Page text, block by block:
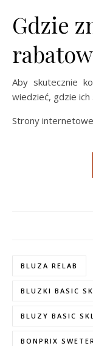
Gdzie
Aby skutecznie
wiedzieć, gdzie ich
Strony
BLUZA RELAB
BLUZKI BASIC
BLUZY BASIC
BONPRIX